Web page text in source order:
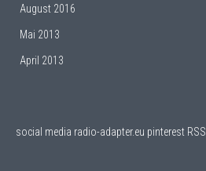
August 2016
Mai 2013
April 2013
social media radio-adapter.eu pinterest RSS